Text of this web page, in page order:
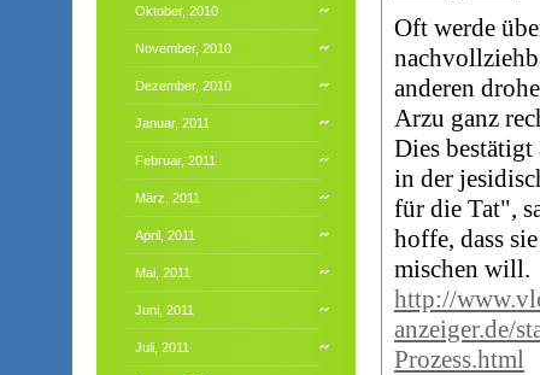
Oktober, 2010
November, 2010
Dezember, 2010
Januar, 2011
Februar, 2011
März, 2011
April, 2011
Mai, 2011
Juni, 2011
Juli, 2011
Oft werde
anderen
Arzu ganz
Dies
in der
für die Tat",
hoffe, dass
mischen will.
http://
anzeiger.de/
Prozess.html